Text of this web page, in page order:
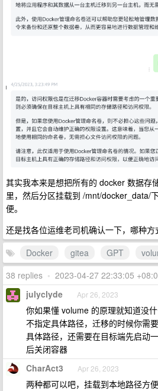
其实我本来是想把所有的 docker 数据存
里，然后分区挂载到 /mnt/docker_data/
便。
还是找各位运维老司机确认一下，哪种方
Docker
gitea GPT
38 replies • 2023-04-27 22:33:05
julyclyde Apr 26, 2023
你如果懂 volume 的原理就知道没
不指定具体路径，迁移的时候你需
具体路径，还需要在目标端先启动
后关闭容器
CharAct3 Apr 26, 2023
两种都可以吧，挂载到本地路径方